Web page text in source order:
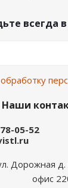
всегда
обработку
Наши
05-52
Дорожная
офис